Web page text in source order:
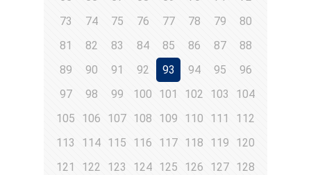
73
74 75 76 77 78 79
80
81
82 83 84 85 86 87
88
89
90 91 92 93 94 95
96
97
98 99 100 101 102 103
104
105
106 107 108 109 110 111
112
113
114 115 116 117 118 119
120
121
122 123 124 125 126 127 128